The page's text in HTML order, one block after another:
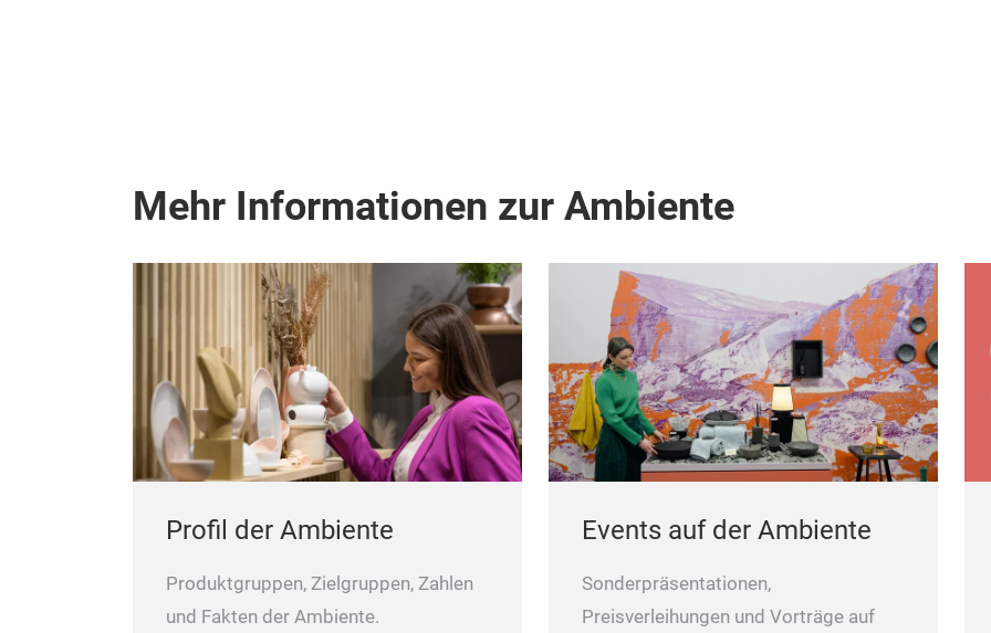
Mehr Informationen zur Ambiente
Profil der Ambiente
Produktgruppen, Zielgruppen, Zahlen
und Fakten der Ambiente.
Events auf der Ambiente
Sonderpräsentationen,
Preisverleihungen und Vorträge auf